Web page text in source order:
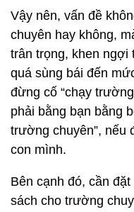
Vậy nên, vấn đề
chuyên hay không,
trân trọng, khen
quá sùng bái đến
đừng cố “chạy
phải bằng bạn bằng
trường chuyên”, nếu
con mình.
Bên cạnh đó, cần
sách cho trường